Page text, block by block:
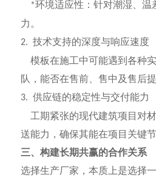
*环境适应性：针对潮湿、
力。
2. 技术支持的深度与响应速度
模板在施工中可能遇到各种
队，能否在售前、售中及售后
3. 供应链的稳定性与交付能力
工期紧张的现代建筑项目对
送能力，确保其能在项目关键
三、构建长期共赢的合作关系
选择生产厂家，本质上是选择